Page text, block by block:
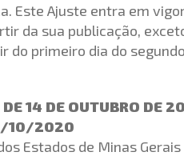
Este Ajuste entra em
da sua publicação,
do primeiro dia do
14 DE OUTUBRO DE
10/2020
Estados de Minas